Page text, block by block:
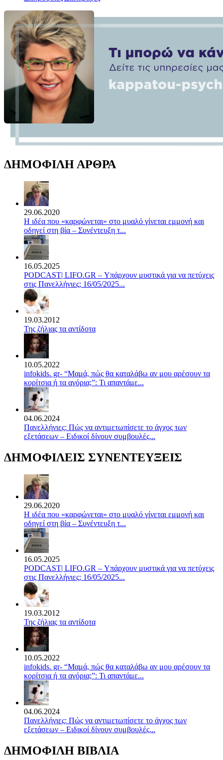
ΔΗΜΟΦΙΛΗ ΑΡΘΡΑ
29.06.2020
Η ιδέα που «καρφώνεται» στο μυαλό γίνεται εμμονή και
οδηγεί στη βία – Συνέντευξη τ...
16.05.2025
PODCAST| LIFO.GR – Υπάρχουν μυστικά για να πετύχεις
στις Πανελλήνιες; 16/05/2025...
19.03.2012
Της ζήλιας τα αντίδοτα
10.05.2022
infokids. gr- “Μαμά, πώς θα καταλάβω αν μου αρέσουν τα
κορίτσια ή τα αγόρια;”: Τι απαντάμε...
04.06.2024
Πανελλήνιες: Πώς να αντιμετωπίσετε το άγχος των
εξετάσεων – Ειδικοί δίνουν συμβουλές...
ΔΗΜΟΦΙΛΕΙΣ ΣΥΝΕΝΤΕΥΞΕΙΣ
29.06.2020
Η ιδέα που «καρφώνεται» στο μυαλό γίνεται εμμονή και
οδηγεί στη βία – Συνέντευξη τ...
16.05.2025
PODCAST| LIFO.GR – Υπάρχουν μυστικά για να πετύχεις
στις Πανελλήνιες; 16/05/2025...
19.03.2012
Της ζήλιας τα αντίδοτα
10.05.2022
infokids. gr- “Μαμά, πώς θα καταλάβω αν μου αρέσουν τα
κορίτσια ή τα αγόρια;”: Τι απαντάμε...
04.06.2024
Πανελλήνιες: Πώς να αντιμετωπίσετε το άγχος των
εξετάσεων – Ειδικοί δίνουν συμβουλές...
ΔΗΜΟΦΙΛΗ ΒΙΒΛΙΑ